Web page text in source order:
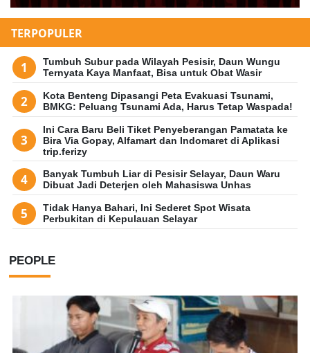
TERPOPULER
Tumbuh Subur pada Wilayah Pesisir, Daun Wungu
Ternyata Kaya Manfaat, Bisa untuk Obat Wasir
Kota Benteng Dipasangi Peta Evakuasi Tsunami,
BMKG: Peluang Tsunami Ada, Harus Tetap Waspada!
Ini Cara Baru Beli Tiket Penyeberangan Pamatata ke
Bira Via Gopay, Alfamart dan Indomaret di Aplikasi
trip.ferizy
Banyak Tumbuh Liar di Pesisir Selayar, Daun Waru
Dibuat Jadi Deterjen oleh Mahasiswa Unhas
Tidak Hanya Bahari, Ini Sederet Spot Wisata
Perbukitan di Kepulauan Selayar
PEOPLE